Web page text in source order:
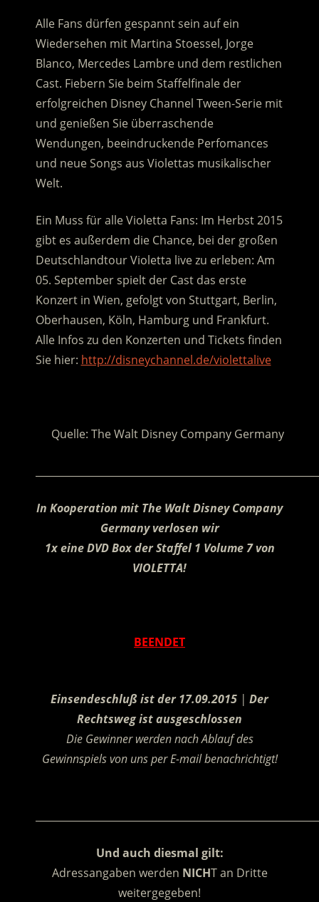
Alle Fans dürfen gespannt sein auf ein
Wiedersehen mit Martina Stoessel, Jorge
Blanco, Mercedes Lambre und dem restlichen
Cast. Fiebern Sie beim Staffelfinale der
erfolgreichen Disney Channel Tween-Serie mit
und genießen Sie überraschende
Wendungen, beeindruckende Perfomances
und neue Songs aus Violettas musikalischer
Welt.
Ein Muss für alle Violetta Fans: Im Herbst 2015
gibt es außerdem die Chance, bei der großen
Deutschlandtour Violetta live zu erleben: Am
05. September spielt der Cast das erste
Konzert in Wien, gefolgt von Stuttgart, Berlin,
Oberhausen, Köln, Hamburg und Frankfurt.
Alle Infos zu den Konzerten und Tickets finden
Sie hier: http://disneychannel.de/violettalive
Quelle: The Walt Disney Company Germany
In Kooperation mit The Walt Disney Company
Germany verlosen wir
1x eine DVD Box der Staffel 1 Volume 7 von
VIOLETTA!
BEENDET
Einsendeschluß ist der 17.09.2015 | Der
Rechtsweg ist ausgeschlossen
Die Gewinner werden nach Ablauf des
Gewinnspiels von uns per E-mail benachrichtigt!
Und auch diesmal gilt:
Adressangaben werden NICHT an Dritte
weitergegeben!